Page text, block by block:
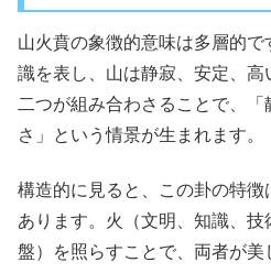
山火賁の象徴的意味は多層的
識を表し、山は静寂、安定、
二つが組み合わさることで、
さ」という情景が生まれます。
構造的に見ると、この卦の特
あります。火（文明、知識、
盤）を照らすことで、両者が